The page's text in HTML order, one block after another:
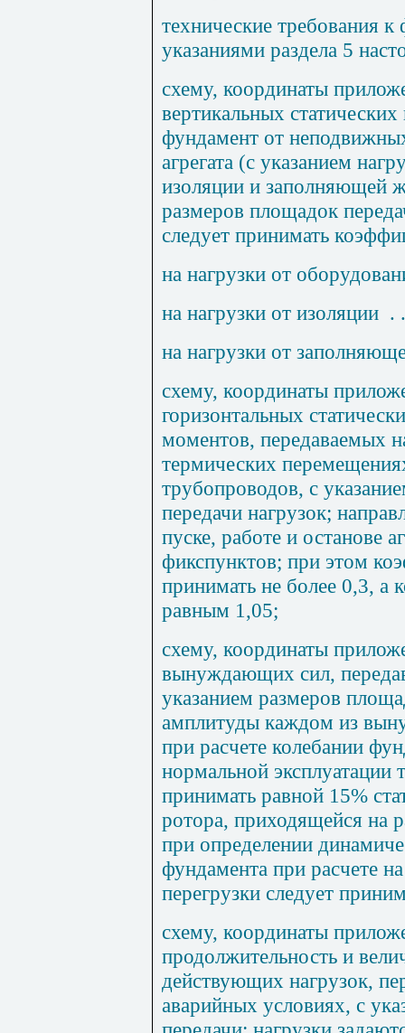
технические требования
указаниями раздела 5
схему, координаты
вертикальных
фундамент от
агрегата (с указанием
изоляции и заполняющей
размеров площадок
следует принимать
на нагрузки от
на нагрузки от изоляции .
на нагрузки от
схему, координаты
горизонтальных
моментов, передаваемых
термических
трубопроводов, с
передачи нагрузок;
пуске, работе и останове
фикспунктов; при этом
принимать не более 0,3, а
равным 1,05;
схему, координаты
вынуждающих сил,
указанием размеров
амплитуды каждом из
при расчете колебании
нормальной эксплуатации
принимать равной 15%
ротора, приходящейся на
при определении
фундамента при расчете
перегрузки следует
схему, координаты
продолжительность и
действующих нагрузок,
аварийных условиях, с